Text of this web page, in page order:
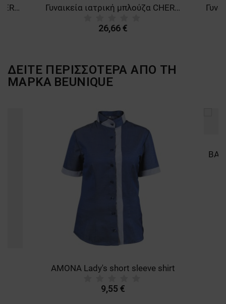
Γυναικεία ιατρική μπλούζα CHEROKEE WRAP GREY WWE610 Γυναικεία ιατρική μπλούζα CHEROKEE WRAP TEAL BLUE WWE610
26,66 €
ΔΕΙΤΕ ΠΕΡΙΣΣΟΤΕΡΑ ΑΠΟ ΤΗ
ΜΑΡΚΑ BEUNIQUE
AMONA Lady's short sleeve shirt
9,55 €